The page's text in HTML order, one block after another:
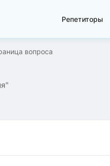
Репетиторы
вопроса